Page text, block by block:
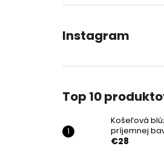
Instagram
Top 10
Košeľová
príjemnej
€28